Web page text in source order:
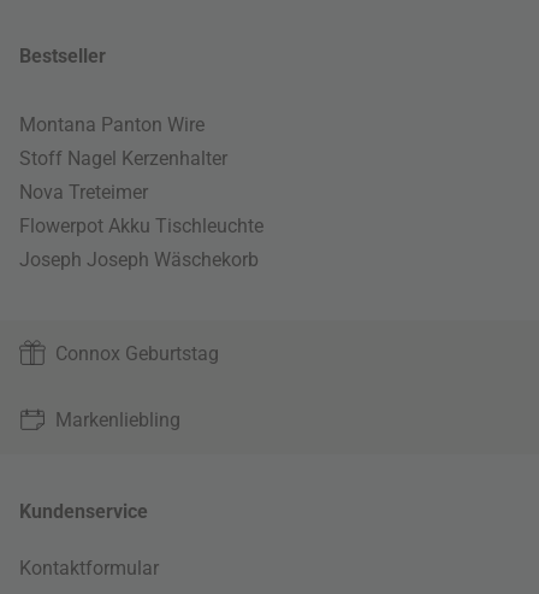
Bestseller
Montana Panton Wire
Stoff Nagel Kerzenhalter
Nova Treteimer
Flowerpot Akku Tischleuchte
Joseph Joseph Wäschekorb
Connox Geburtstag
Markenliebling
Kundenservice
Kontaktformular